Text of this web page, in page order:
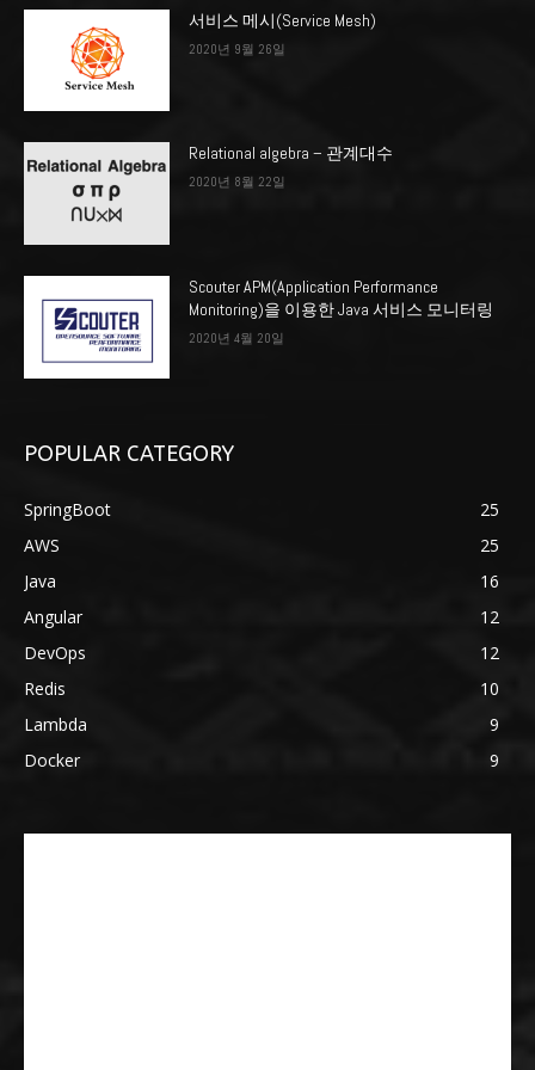
서비스 메시(Service Mesh)
2020년 9월 26일
Relational algebra – 관계대수
2020년 8월 22일
Scouter APM(Application Performance
Monitoring)을 이용한 Java 서비스 모니터링
2020년 4월 20일
POPULAR CATEGORY
SpringBoot
25
AWS
25
Java
16
Angular
12
DevOps
12
Redis
10
Lambda
9
Docker
9